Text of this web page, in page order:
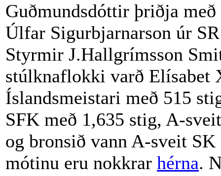
Guðmundsdóttir þriðja
Úlfar Sigurbjarnarson úr
Styrmir J.Hallgrímsson
stúlknaflokki varð Elísabet
Íslandsmeistari með 515
SFK með 1,635 stig, A-
og bronsið vann A-sveit
mótinu eru nokkrar hérna.